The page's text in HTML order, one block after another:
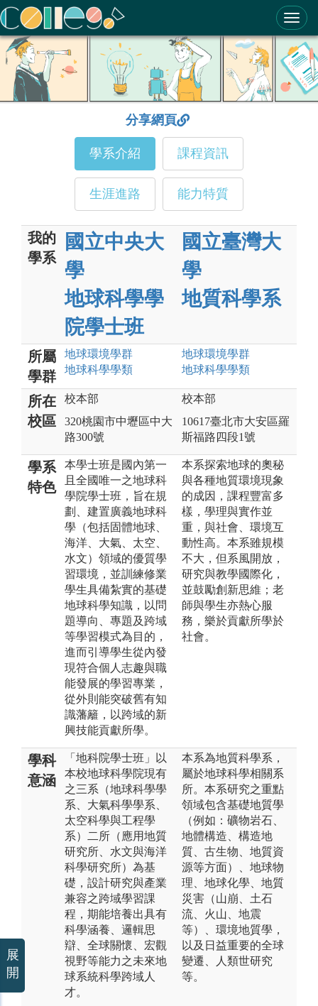
ColleGo! 大學選才與高中育才輔助系統
分享網頁
學系介紹 課程資訊
生涯進路 能力特質
我的
學系
國立中央大
學
地球科學學
院學士班
國立臺灣大
學
地質科學系
所屬
學群
地球環境學群
地球科學學類
地球環境學群
地球科學學類
所在
校區
校本部
320桃園市中壢區中大
路300號
校本部
10617臺北市大安區羅
斯福路四段1號
學系
特色
本學士班是國內第一
且全國唯一之地球科
學院學士班，旨在規
劃、建置廣義地球科
學（包括固體地球、
海洋、大氣、太空、
水文）領域的優質學
習環境，並訓練修業
學生具備紮實的基礎
地球科學知識，以問
題導向、專題及跨域
等學習模式為目的，
進而引導學生從內發
現符合個人志趣與職
能發展的學習專業，
從外則能突破舊有知
識藩籬，以跨域的新
興技能貢獻所學。
本系探索地球的奧秘
與各種地質環境現象
的成因，課程豐富多
樣，學理與實作並
重，與社會、環境互
動性高。本系雖規模
不大，但系風開放，
研究與教學國際化，
並鼓勵創新思維；老
師與學生亦熱心服
務，樂於貢獻所學於
社會。
學科
意涵
「地科院學士班」以
本校地球科學院現有
之三系（地球科學學
系、大氣科學學系、
太空科學與工程學
系）二所（應用地質
研究所、水文與海洋
科學研究所）為基
礎，設計研究與產業
兼容之跨域學習課
程，期能培養出具有
科學涵養、邏輯思
辯、全球關懷、宏觀
視野等能力之未來地
球系統科學跨域人
才。
本系為地質科學系，
屬於地球科學相關系
所。本系研究之重點
領域包含基礎地質學
（例如：礦物岩石、
地體構造、構造地
質、古生物、地質資
源等方面）、地球物
理、地球化學、地質
災害（山崩、土石
流、火山、地震
等）、環境地質學，
以及日益重要的全球
變遷、人類世研究
等。
展
開